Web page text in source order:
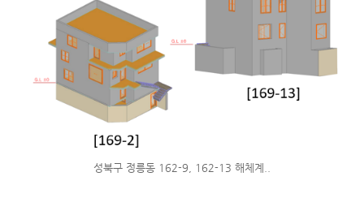
성북구 정릉동 162-9, 162-13 해체계..